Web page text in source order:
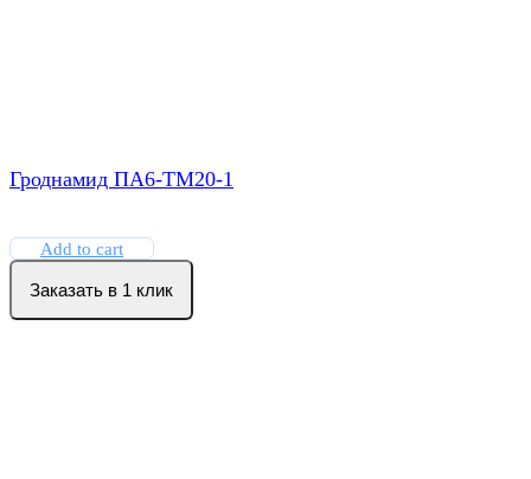
Гроднамид ПА6-ТМ20-1
Add to cart
Заказать в 1 клик